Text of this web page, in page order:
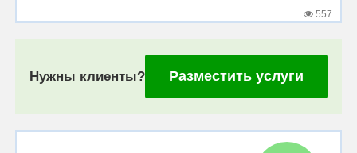
557
Нужны клиенты? Разместить услуги